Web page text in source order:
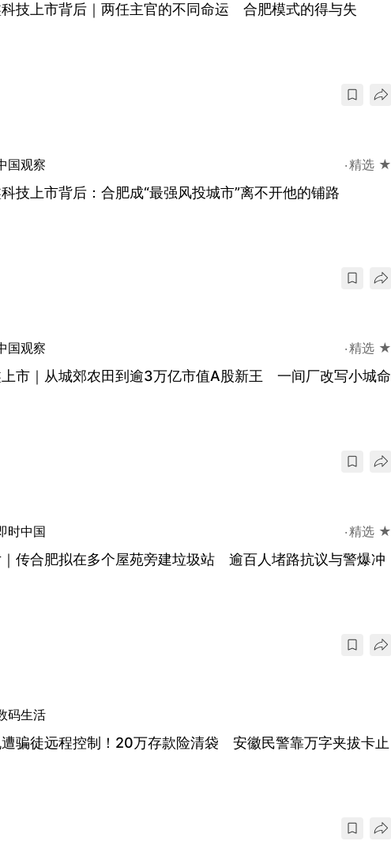
技上市背后｜两任主官的不同命运 合肥模式的得与失
国观察 精选 ★
技上市背后：合肥成“最强风投城市”离不开他的铺路
国观察 精选 ★
市｜从城郊农田到逾3万亿市值A股新王 一间厂改写小城命
时中国 精选 ★
传合肥拟在多个屋苑旁建垃圾站 逾百人堵路抗议与警爆冲
码生活
骗徒远程控制！20万存款险清袋 安徽民警靠万字夹拔卡止